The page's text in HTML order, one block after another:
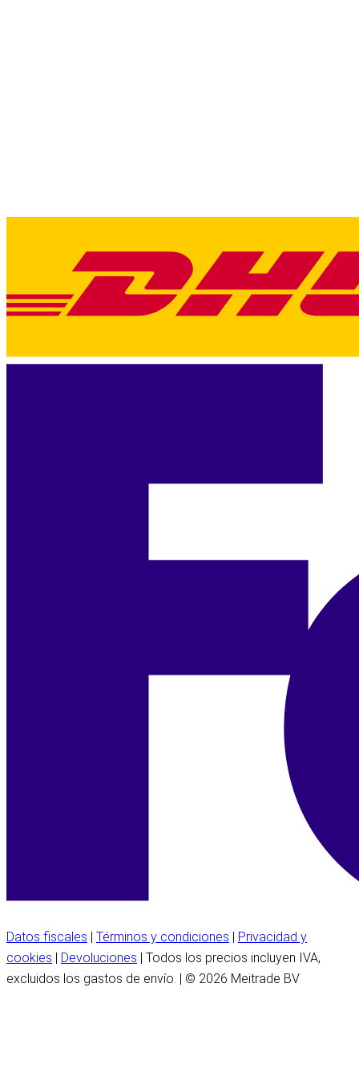
Datos fiscales Términos y condiciones
Privacidad y
cookies
Devoluciones | Todos los precios incluyen IVA,
excluidos los gastos de envío. | © 2026 Meitrade BV